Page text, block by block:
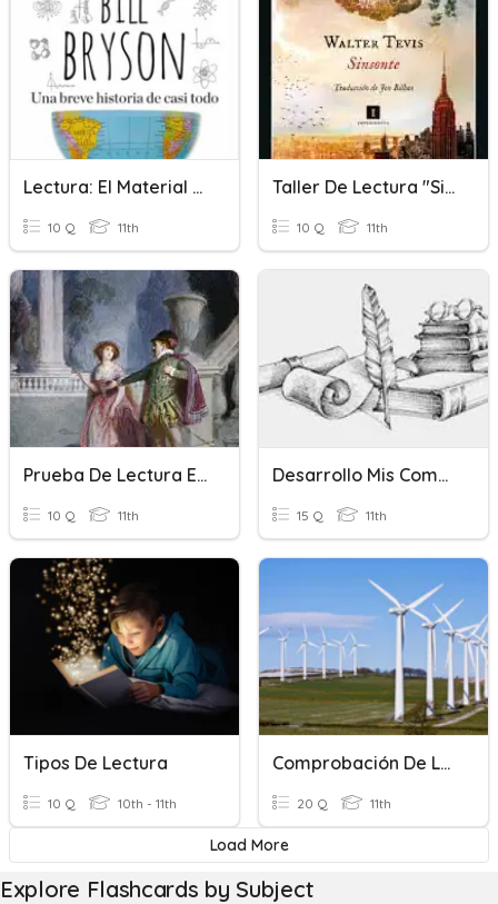
Lectura: El Material De La Vida
10 Q 11th
Taller De Lectura "Sinsonte" - Sesión 1
10 Q 11th
Prueba De Lectura El Burlador De Sevilla
10 Q 11th
Desarrollo Mis Competencias: Unidad 1. Lectura Crítica
15 Q 11th
Tipos De Lectura
10 Q 10th - 11th
Comprobación De Lectura
20 Q 11th
Load More
Explore Flashcards by Subject